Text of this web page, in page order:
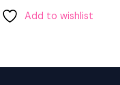
Add to wishlist